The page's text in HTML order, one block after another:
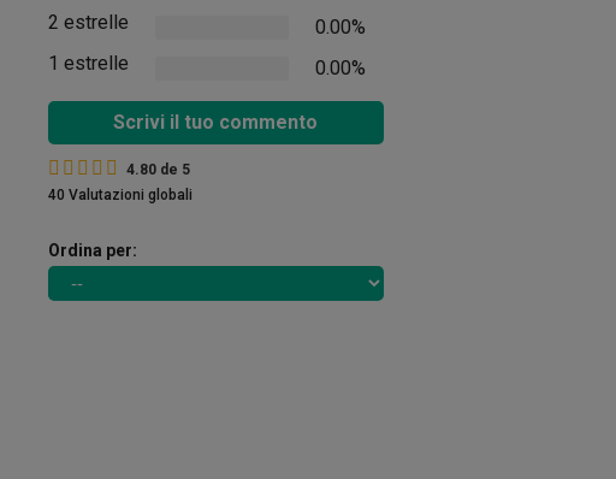
2 estrelle
0.00%
1 estrelle
0.00%
Scrivi il tuo commento
4.80 de 5
40 Valutazioni globali
Ordina per: